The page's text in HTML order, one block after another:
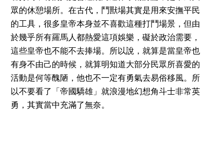
眾的休憩場所。在古代，鬥獸場其實是用來安撫平民
的工具，很多皇帝本身並不喜歡這種打鬥場景，但由
於幾乎所有羅馬人都熱愛這項娛樂，礙於政治需要，
這些皇帝也不能不去捧場。所以說，就算是當皇帝也
有身不由己的時候，就算明知道大部分民眾所喜愛的
活動是何等醜陋，他也不一定有勇氣去易俗移風。所
以不要看了「帝國驕雄」就浪漫地幻想角斗士非常英
勇，其實當中充滿了無奈。